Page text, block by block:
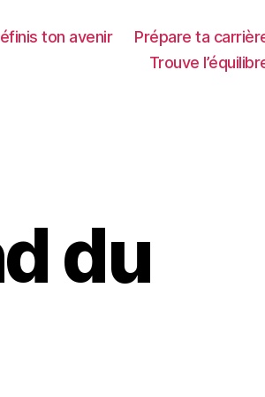
ton avenir
Prépare ta
Trouve
du